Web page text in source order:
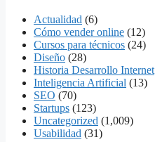
Actualidad (6)
Cómo vender online (12)
Cursos para técnicos (24)
Diseño (28)
Historia Desarrollo Internet
Inteligencia Artificial (13)
SEO (70)
Startups (123)
Uncategorized (1,009)
Usabilidad (31)